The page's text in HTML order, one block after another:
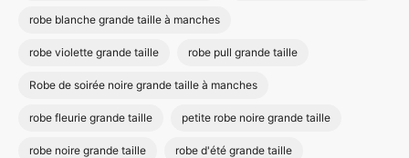
robe blanche grande taille à manches
robe violette grande taille robe pull grande taille
Robe de soirée noire grande taille à manches
robe fleurie grande taille petite robe noire grande taille
robe noire grande taille robe d'été grande taille